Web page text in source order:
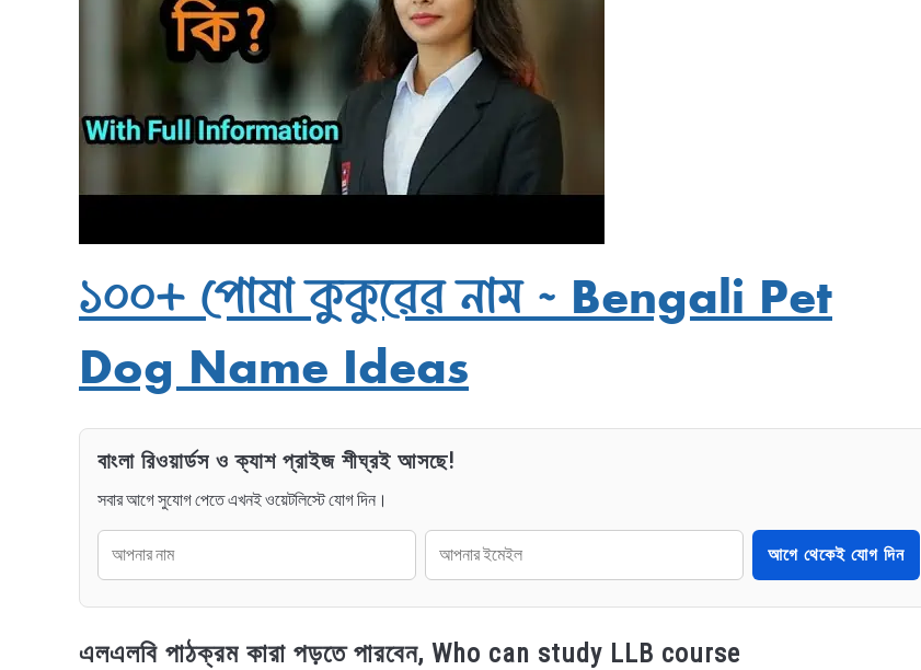
১০০+ পোষা কুকুরের নাম ~ Bengali Pet
Dog Name Ideas
বাংলা রিওয়ার্ডস ও ক্যাশ প্রাইজ শীঘ্রই আসছে!
সবার আগে সুযোগ পেতে এখনই ওয়েটলিস্টে যোগ দিন।
আগে থেকেই যোগ দিন
এলএলবি পাঠক্রম কারা পড়তে পারবেন, Who can study LLB course